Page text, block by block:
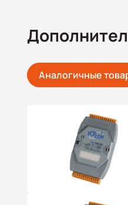
Аналогичные